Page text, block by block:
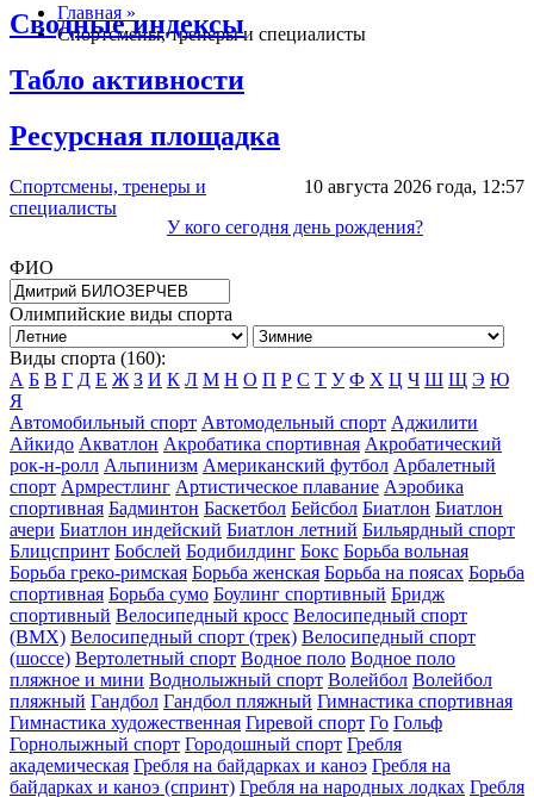
Главная »
Спортсмены, тренеры и специалисты
Сводные индексы
Табло активности
Ресурсная площадка
10 августа 2026 года, 12:57
У кого сегодня день рождения?
Спортсмены, тренеры и
специалисты
ФИО
Олимпийские виды спорта
Виды спорта (160):
А Б В Г Д Е Ж З И К Л М Н О П Р С Т У Ф Х Ц Ч Ш Щ Э Ю
Я
Автомобильный спорт Автомодельный спорт Аджилити
Айкидо Акватлон Акробатика спортивная Акробатический
рок-н-ролл Альпинизм Американский футбол Арбалетный
спорт Армрестлинг Артистическое плавание Аэробика
спортивная Бадминтон Баскетбол Бейсбол Биатлон Биатлон
ачери Биатлон индейский Биатлон летний Бильярдный спорт
Блицспринт Бобслей Бодибилдинг Бокс Борьба вольная
Борьба греко-римская Борьба женская Борьба на поясах Борьба
спортивная Борьба сумо Боулинг спортивный Бридж
спортивный Велосипедный кросс Велосипедный спорт
(BMX) Велосипедный спорт (трек) Велосипедный спорт
(шоссе) Вертолетный спорт Водное поло Водное поло
пляжное и мини Воднолыжный спорт Волейбол Волейбол
пляжный Гандбол Гандбол пляжный Гимнастика спортивная
Гимнастика художественная Гиревой спорт Го Гольф
Горнолыжный спорт Городошный спорт Гребля
академическая Гребля на байдарках и каноэ Гребля на
байдарках и каноэ (спринт) Гребля на народных лодках Гребля